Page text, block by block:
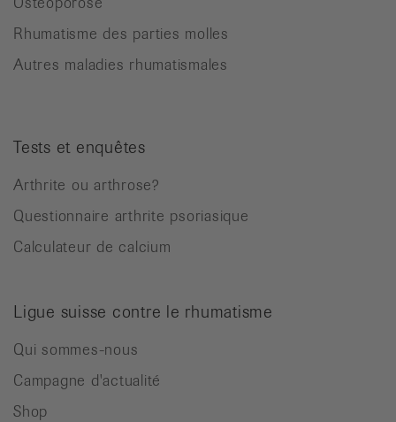
Rhumatisme des parties molles
Autres maladies rhumatismales
Tests et enquêtes
Arthrite ou arthrose?
Questionnaire arthrite psoriasique
Calculateur de calcium
Ligue suisse contre le rhumatisme
Qui sommes-nous
Campagne d'actualité
Shop